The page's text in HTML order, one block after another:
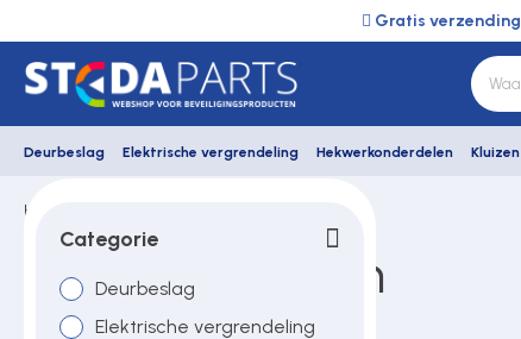
Gratis verzending
Deurbeslag Elektrische vergrendeling Hekwerkonderdelen Kluizen
Elektrische vergrendeling
Home
HMB voedingen
Categorie
Deurbeslag
Elektrische vergrendeling